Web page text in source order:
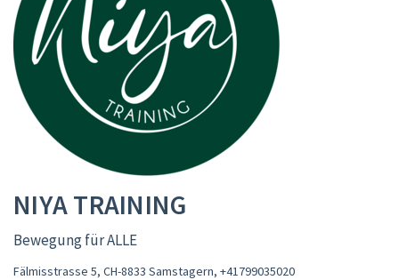
NIYA TRAINING
Bewegung für ALLE
Fälmisstrasse 5, CH-8833 Samstagern, +41799035020